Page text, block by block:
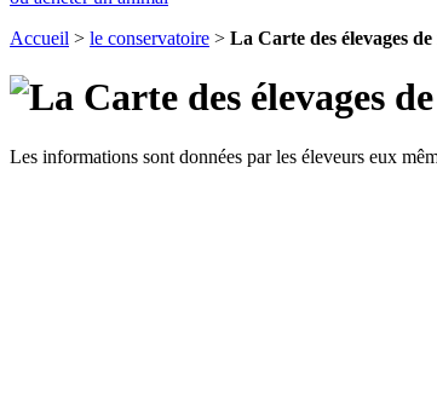
Accueil > le conservatoire > La Carte des élevages
Les informations sont données par les éleveurs eux